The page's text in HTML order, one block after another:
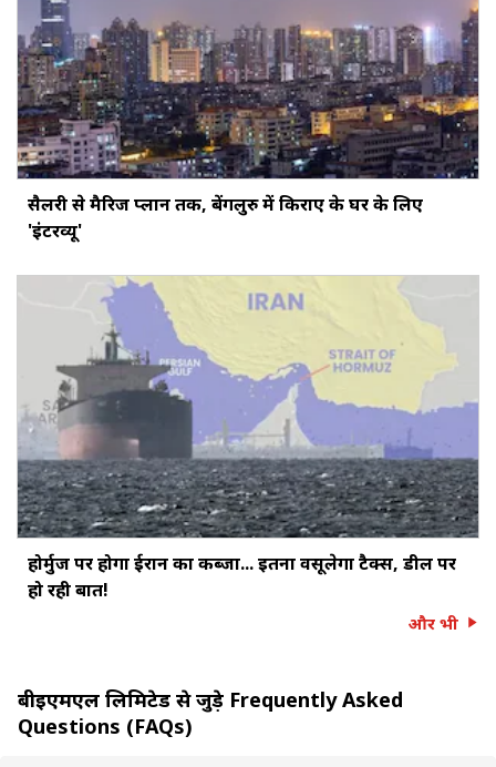
सैलरी से मैरिज प्लान तक, बेंगलुरु में किराए के घर के लिए
'इंटरव्यू'
होर्मुज पर होगा ईरान का कब्जा... इतना वसूलेगा टैक्स, डील पर
हो रही बात!
और भी
बीईएमएल लिमिटेड से जुड़े Frequently Asked
Questions (FAQs)